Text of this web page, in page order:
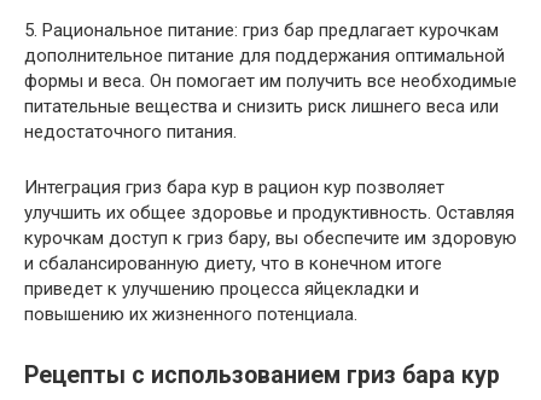
5. Рациональное питание: гриз бар предлагает курочкам
дополнительное питание для поддержания оптимальной
формы и веса. Он помогает им получить все необходимые
питательные вещества и снизить риск лишнего веса или
недостаточного питания.
Интеграция гриз бара кур в рацион кур позволяет
улучшить их общее здоровье и продуктивность. Оставляя
курочкам доступ к гриз бару, вы обеспечите им здоровую
и сбалансированную диету, что в конечном итоге
приведет к улучшению процесса яйцекладки и
повышению их жизненного потенциала.
Рецепты с использованием гриз бара кур